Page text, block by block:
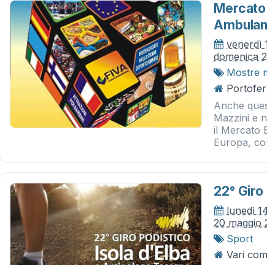
venerdì
domenica
Mostre
Anche
Mazzini e
il Mercato
Europa,
22°
lunedì
20 maggio
Sport
Vari